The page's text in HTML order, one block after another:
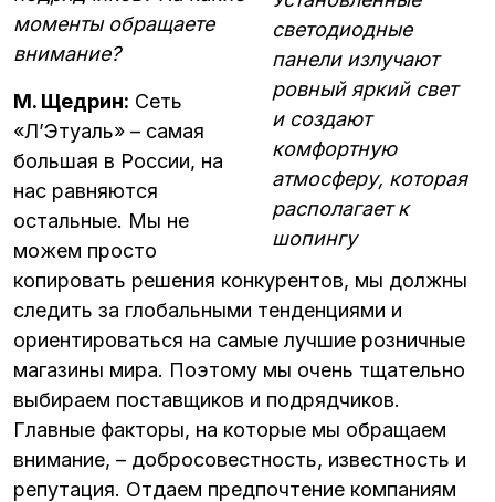
светодиодные
панели излучают
ровный яркий свет
и создают
комфортную
атмосферу, которая
располагает к
шопингу
моменты обращаете
внимание?
М. Щедрин: Сеть
«Л’Этуаль» – самая
большая в России, на
нас равняются
остальные. Мы не
можем просто
копировать решения конкурентов, мы должны
следить за глобальными тенденциями и
ориентироваться на самые лучшие розничные
магазины мира. Поэтому мы очень тщательно
выбираем поставщиков и подрядчиков.
Главные факторы, на которые мы обращаем
внимание, – добросовестность, известность и
репутация. Отдаем предпочтение компаниям